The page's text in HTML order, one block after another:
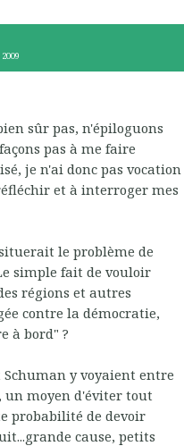
sûr pas, n'épiloguons
pas à me faire
je n'ai donc pas vocation
et à interroger mes
le problème de
simple fait de vouloir
régions et autres
contre la démocratie,
à bord" ?
y voyaient entre
moyen d'éviter tout
probabilité de devoir
cause, petits